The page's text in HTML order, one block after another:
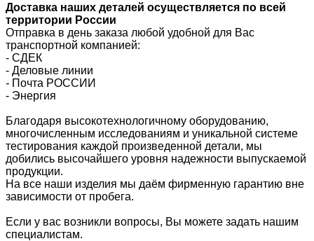
Доставка наших деталей осуществляется по всей
территории России
Отправка в день заказа любой удобной для Вас
транспортной компанией:
- СДЕК
- Деловые линии
- Почта РОССИИ
- Энергия
Благодаря высокотехнологичному оборудованию,
многочисленным исследованиям и уникальной системе
тестирования каждой произведенной детали, мы
добились высочайшего уровня надежности выпускаемой
продукции.
На все наши изделия мы даём фирменную гарантию вне
зависимости от пробега.
Если у вас возникли вопросы, Вы можете задать нашим
специалистам.